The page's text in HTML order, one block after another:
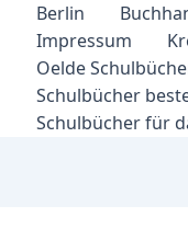
Berlin
Impressum
Oelde
Schulbücher
Schulbücher für